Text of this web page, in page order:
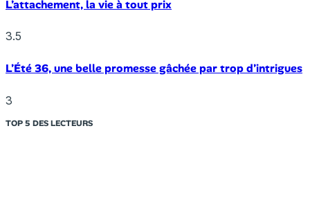
L’attachement, la vie à tout prix
3.5
L’Été 36, une belle promesse gâchée par trop d’intrigues
3
TOP 5 DES LECTEURS